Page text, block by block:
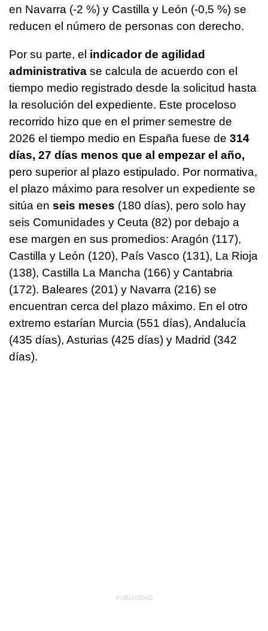
en Navarra (-2 %) y Castilla y León (-0,5 %) se
reducen el número de personas con derecho.
Por su parte, el indicador de agilidad
administrativa se calcula de acuerdo con el
tiempo medio registrado desde la solicitud hasta
la resolución del expediente. Este proceloso
recorrido hizo que en el primer semestre de
2026 el tiempo medio en España fuese de 314
días, 27 días menos que al empezar el año,
pero superior al plazo estipulado. Por normativa,
el plazo máximo para resolver un expediente se
sitúa en seis meses (180 días), pero solo hay
seis Comunidades y Ceuta (82) por debajo a
ese margen en sus promedios: Aragón (117),
Castilla y León (120), País Vasco (131), La Rioja
(138), Castilla La Mancha (166) y Cantabria
(172). Baleares (201) y Navarra (216) se
encuentran cerca del plazo máximo. En el otro
extremo estarían Murcia (551 días), Andalucía
(435 días), Asturias (425 días) y Madrid (342
días).